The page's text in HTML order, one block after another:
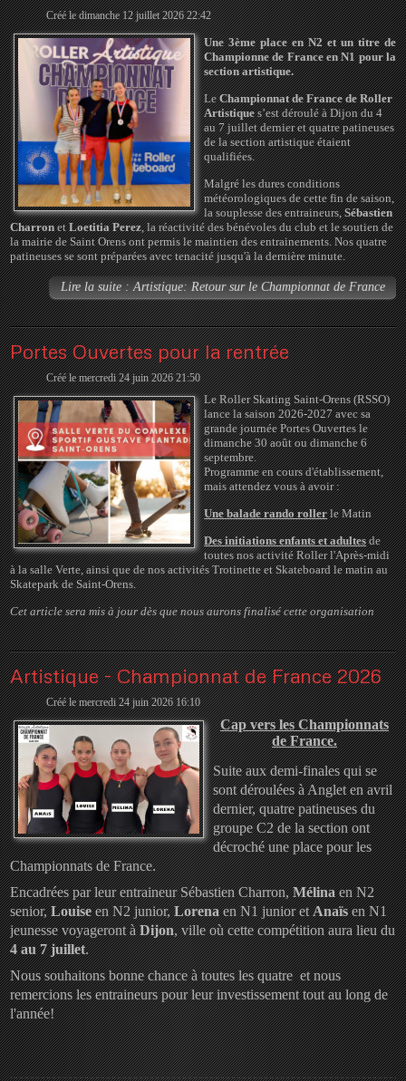
Créé le dimanche 12 juillet 2026 22:42
Une 3ème place en N2 et un titre de
Championne de France en N1 pour la
section artistique.
LeChampionnat de France de Roller
Artistiques’est déroulé à Dijon du 4
au 7 juillet dernier et quatre patineuses
de la section artistique étaient
qualifiées.
Malgré les dures conditions
météorologiques de cette fin de saison,
la souplesse des entraineurs,Sébastien
CharronetLoetitia Perez, la réactivité des bénévoles du club et le soutien de
la mairie de Saint Orens ont permis le maintien des entrainements. Nos quatre
patineuses se sont préparées avec tenacité jusqu'à la dernière minute.
Lire la suite : Artistique: Retour sur le Championnat de France
Portes Ouvertes pour la rentrée
Créé le mercredi 24 juin 2026 21:50
Le Roller Skating Saint-Orens (RSSO)
lance la saison 2026-2027 avec sa
grande journée Portes Ouvertes le
dimanche 30 août ou dimanche 6
septembre.
Programme en cours d'établissement,
mais attendez vous à avoir :
Une balade rando rollerle Matin
Des initiations enfants et adultesde
toutes nos activité Roller l'Après-midi
à la salle Verte, ainsi que de nos activités Trotinette et Skateboard le matin au
Skatepark de Saint-Orens.
Cet article sera mis à jour dès que nous aurons finalisé cette organisation
Artistique - Championnat de France 2026
Créé le mercredi 24 juin 2026 16:10
Cap vers les Championnats
de France.
Suite aux demi-finales qui se
sont déroulées à Anglet en avril
dernier, quatre patineuses du
groupe C2 de la section ont
décroché une place pour les
Championnats de France.
Encadrées par leur entraineur Sébastien Charron,Mélinaen N2
senior,Louiseen N2 junior,Lorenaen N1 junior etAnaïsen N1
jeunesse voyageront àDijon, ville où cette compétition aura lieu du
4 au 7 juillet.
Nous souhaitons bonne chance à toutes les quatre et nous
remercions les entraineurs pour leur investissement tout au long de
l'année!